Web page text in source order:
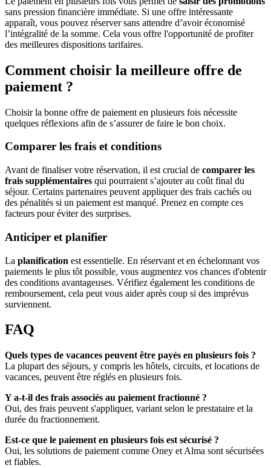
sans pression financière immédiate. Si une offre intéressante
apparaît, vous pouvez réserver sans attendre d’avoir économisé
l’intégralité de la somme. Cela vous offre l'opportunité de profiter
des meilleures dispositions tarifaires.
Comment choisir la meilleure offre de
paiement ?
Choisir la bonne offre de paiement en plusieurs fois nécessite
quelques réflexions afin de s’assurer de faire le bon choix.
Comparer les frais et conditions
Avant de finaliser votre réservation, il est crucial de comparer les
frais supplémentaires qui pourraient s’ajouter au coût final du
séjour. Certains partenaires peuvent appliquer des frais cachés ou
des pénalités si un paiement est manqué. Prenez en compte ces
facteurs pour éviter des surprises.
Anticiper et planifier
La planification est essentielle. En réservant et en échelonnant vos
paiements le plus tôt possible, vous augmentez vos chances d'obtenir
des conditions avantageuses. Vérifiez également les conditions de
remboursement, cela peut vous aider après coup si des imprévus
surviennent.
FAQ
Quels types de vacances peuvent être payés en plusieurs fois ?
La plupart des séjours, y compris les hôtels, circuits, et locations de
vacances, peuvent être réglés en plusieurs fois.
Y a-t-il des frais associés au paiement fractionné ?
Oui, des frais peuvent s'appliquer, variant selon le prestataire et la
durée du fractionnement.
Est-ce que le paiement en plusieurs fois est sécurisé ?
Oui, les solutions de paiement comme Oney et Alma sont sécurisées
et fiables.